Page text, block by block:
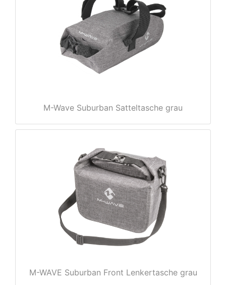
M-Wave Suburban Satteltasche grau
M-WAVE Suburban Front Lenkertasche grau